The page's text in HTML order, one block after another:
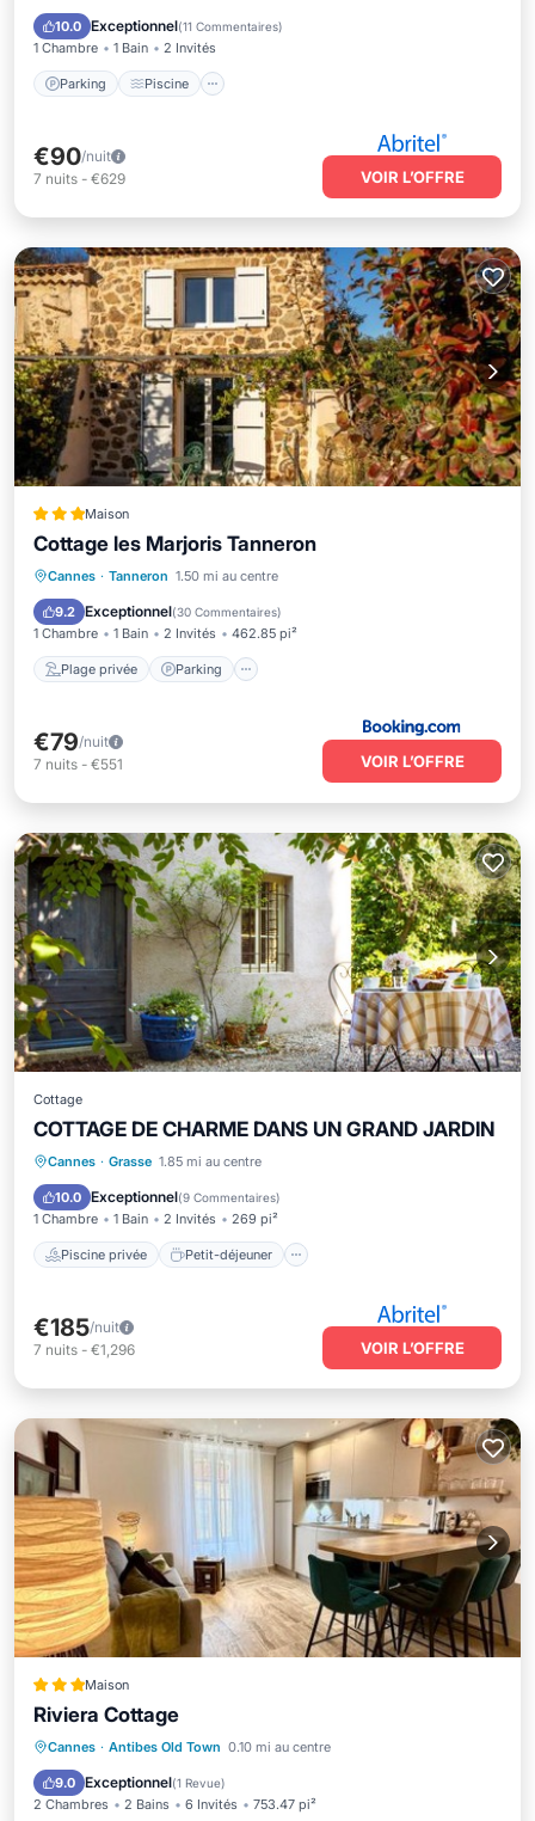
10.0 Exceptionnel(11 Commentaires)
1 Chambre 1 Bain 2 Invités
Parking Piscine
Cuisine
€90/nuit
7 nuits - €629 VOIR L’OFFRE
Maison
Cottage les Marjoris Tanneron
Cannes · Tanneron 1.50 mi au centre
9.2 Exceptionnel(30 Commentaires)
1 Chambre 1 Bain 2 Invités 462.85 pi²
Plage privée Parking
Plage privée Parking
Vue sur l’océan
€79/nuit
7 nuits - €551 VOIR L’OFFRE
Cottage
COTTAGE DE CHARME DANS UN GRAND JARDIN
Cannes · Grasse 1.85 mi au centre
10.0 Exceptionnel(9 Commentaires)
1 Chambre 1 Bain 2 Invités 269 pi²
Piscine privée Petit-déjeuner
Piscine privée
Petit-déjeuner
Parking
Piscine
€185/nuit
7 nuits - €1,296 VOIR L’OFFRE
Maison
Riviera Cottage
Cannes · Antibes Old Town 0.10 mi au centre
9.0 Exceptionnel(1 Revue)
2 Chambres 2 Bains 6 Invités 753.47 pi²
Climatisation
Internet
Animaux acceptés